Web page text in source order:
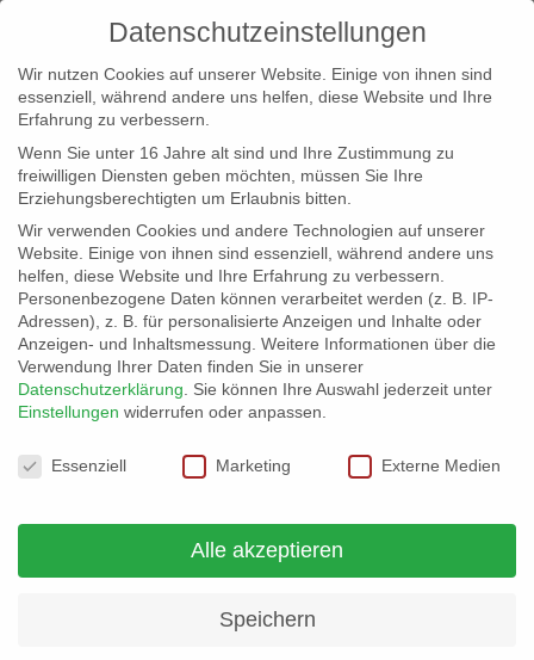
info@erfolgreich-events.de
+4940 46 777 230
Isabelle Hannemann)
Datenschutzeinstellungen
Wir nutzen Cookies auf unserer Website. Einige von ihnen sind
essenziell, während andere uns helfen, diese Website und Ihre
Erfahrung zu verbessern.
Wenn Sie unter 16 Jahre alt sind und Ihre Zustimmung zu
freiwilligen Diensten geben möchten, müssen Sie Ihre
Erziehungsberechtigten um Erlaubnis bitten.
Wir verwenden Cookies und andere Technologien auf unserer
Website. Einige von ihnen sind essenziell, während andere uns
helfen, diese Website und Ihre Erfahrung zu verbessern.
Personenbezogene Daten können verarbeitet werden (z. B. IP-
Adressen), z. B. für personalisierte Anzeigen und Inhalte oder
Anzeigen- und Inhaltsmessung. Weitere Informationen über die
Verwendung Ihrer Daten finden Sie in unserer
Datenschutzerklärung
Sie können Ihre Auswahl jederzeit unter
Einstellungen widerrufen oder anpassen.
Datenschutzeinstellungen
Essenziell Marketing Externe Medien
Alle akzeptieren
Speichern